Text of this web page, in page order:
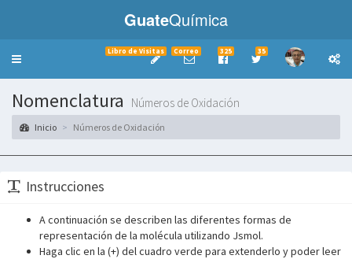
GuateQuímica
Toggle
Libro de Visitas Correo 325 35
Nomenclatura Números de Oxidación
Inicio Números de Oxidación
Instrucciones
A continuación se describen las diferentes formas de
representación de la molécula utilizando Jsmol.
Haga clic en la (+) del cuadro verde para extenderlo y poder leer